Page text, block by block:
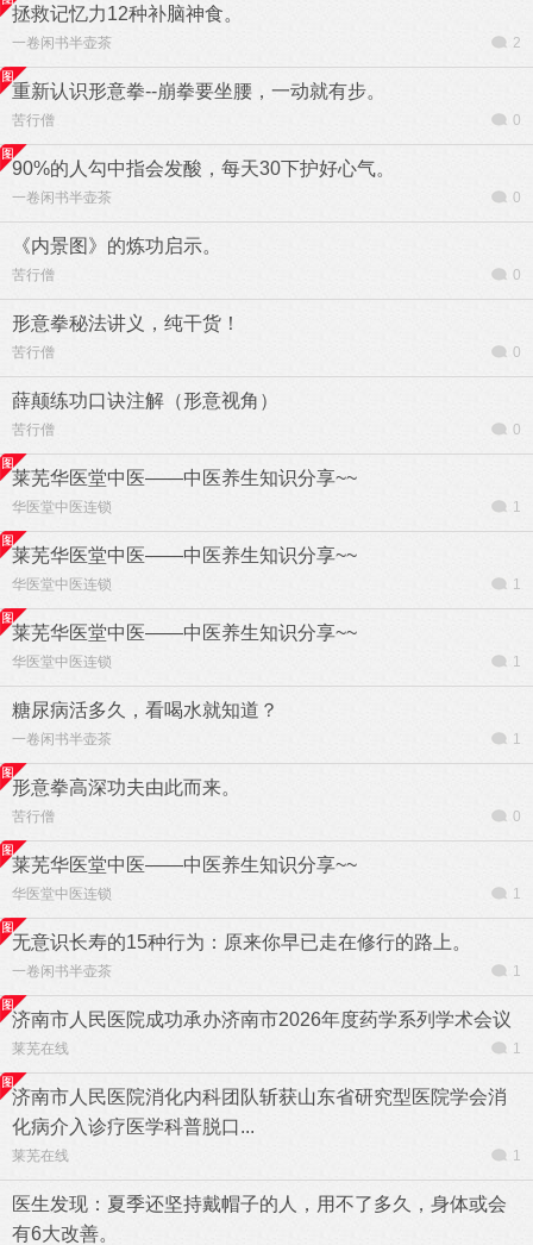
拯救记忆力12种补脑神食。
一卷闲书半壶茶 2
重新认识形意拳--崩拳要坐腰，一动就有步。
苦行僧 0
90%的人勾中指会发酸，每天30下护好心气。
一卷闲书半壶茶 0
《内景图》的炼功启示。
苦行僧 0
形意拳秘法讲义，纯干货！
苦行僧 0
薛颠练功口诀注解（形意视角）
苦行僧 0
莱芜华医堂中医——中医养生知识分享~~
华医堂中医连锁 1
莱芜华医堂中医——中医养生知识分享~~
华医堂中医连锁 1
莱芜华医堂中医——中医养生知识分享~~
华医堂中医连锁 1
糖尿病活多久，看喝水就知道？
一卷闲书半壶茶 1
形意拳高深功夫由此而来。
苦行僧 0
莱芜华医堂中医——中医养生知识分享~~
华医堂中医连锁 1
无意识长寿的15种行为：原来你早已走在修行的路上。
一卷闲书半壶茶 1
济南市人民医院成功承办济南市2026年度药学系列学术会议
莱芜在线 1
济南市人民医院消化内科团队斩获山东省研究型医院学会消
化病介入诊疗医学科普脱口...
莱芜在线 1
医生发现：夏季还坚持戴帽子的人，用不了多久，身体或会
有6大改善。